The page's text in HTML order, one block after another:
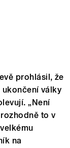
prohlásil, že
války
„Není
to v
na